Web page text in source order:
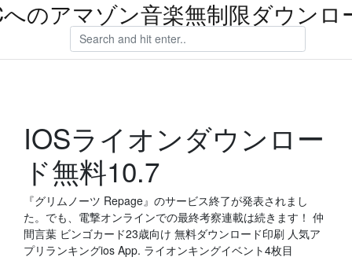
のアマゾン音楽無制限ダウンロ
IOSライオンダウンロー
ド無料10.7
『グリムノーツ Repage』のサービス終了が発表されまし
た。でも、電撃オンラインでの最終考察連載は続きます！ 仲
間言葉 ビンゴカード23歳向け 無料ダウンロード印刷 人気ア
プリランキングios App. ライオンキングイベント4枚目